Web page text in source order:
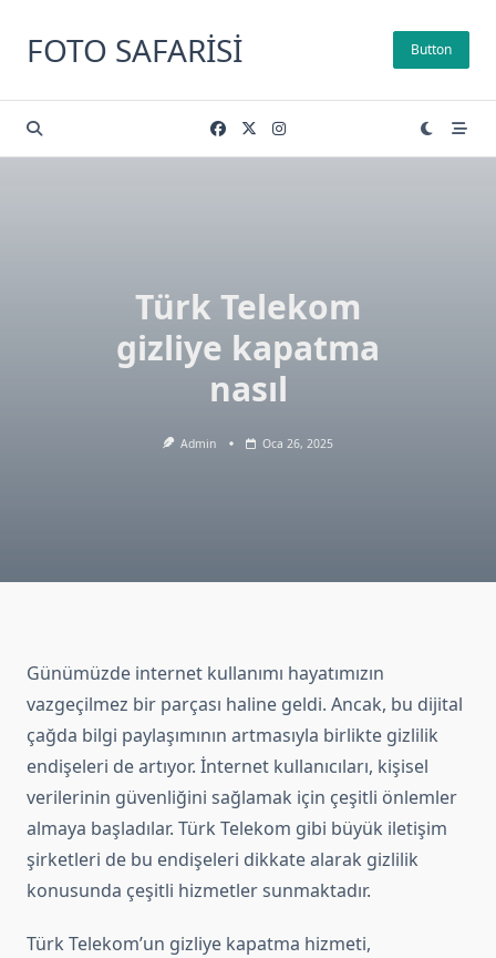
content
FOTO SAFARISI Button
Türk Telekom
gizliye kapatma
nasıl
Admin Oca 26, 2025
Günümüzde internet kullanımı hayatımızın
vazgeçilmez bir parçası haline geldi. Ancak, bu dijital
çağda bilgi paylaşımının artmasıyla birlikte gizlilik
endişeleri de artıyor. İnternet kullanıcıları, kişisel
verilerinin güvenliğini sağlamak için çeşitli önlemler
almaya başladılar. Türk Telekom gibi büyük iletişim
şirketleri de bu endişeleri dikkate alarak gizlilik
konusunda çeşitli hizmetler sunmaktadır.
Türk Telekom’un gizliye kapatma hizmeti,